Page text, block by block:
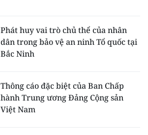
Phát huy vai trò chủ thể của nhân
dân trong bảo vệ an ninh Tổ quốc tại
Bắc Ninh
Thông cáo đặc biệt của Ban Chấp
hành Trung ương Đảng Cộng sản
Việt Nam